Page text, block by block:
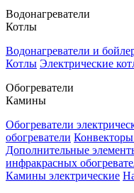
Водонагреватели
Котлы
Водонагреватели и
Котлы Электрические
Обогреватели
Камины
Обогреватели
обогреватели Конвекторы
Дополнительные
инфракрасных
Камины электрические